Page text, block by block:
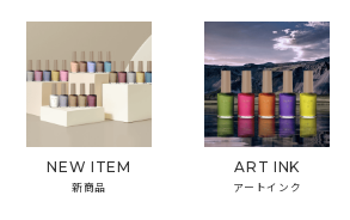
NEW ITEM
新商品
ART INK
アートインク